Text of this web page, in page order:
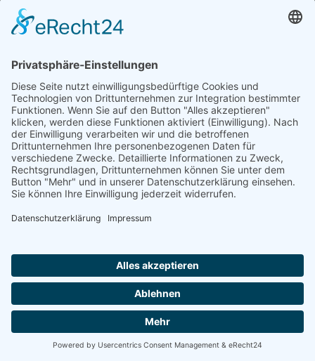
ZKA 1
HKD 402
Kommunal- und Bauwirtschaft
Schwerlast-Muldenkipper
MUP 20HP
MUP 30HP
MUP 20SP
MUP 30SP
Hakenliftanhänger
THL 14
THL 20
THL 30
Container
Maschinenplatz
Online-Shop
Händlerlogin
Road-Show
Veranstaltungen
Über uns
Ansprechpartner